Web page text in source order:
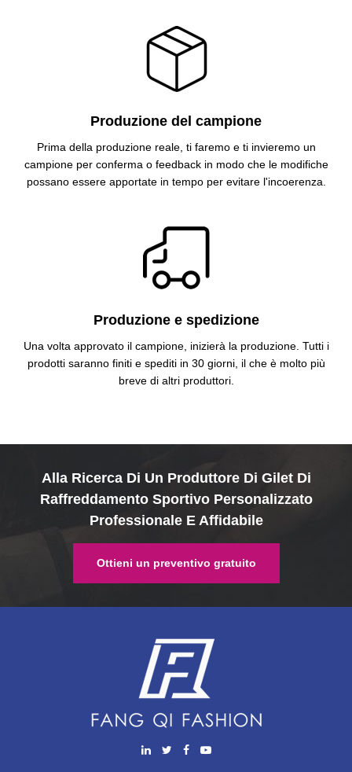
Produzione del campione
Prima della produzione reale, ti faremo e ti invieremo un
campione per conferma o feedback in modo che le modifiche
possano essere apportate in tempo per evitare l'incoerenza.
Produzione e spedizione
Una volta approvato il campione, inizierà la produzione. Tutti i
prodotti saranno finiti e spediti in 30 giorni, il che è molto più
breve di altri produttori.
Alla Ricerca Di Un Produttore Di Gilet Di
Raffreddamento Sportivo Personalizzato
Professionale E Affidabile
Ottieni un preventivo gratuito